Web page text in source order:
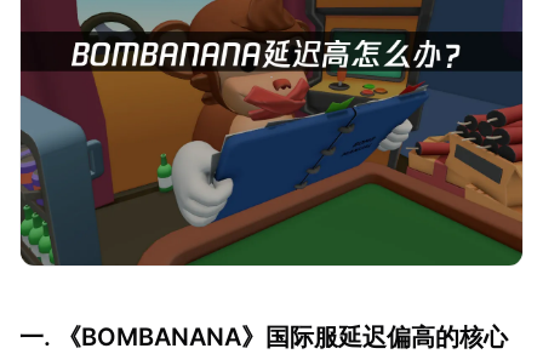
一. 《BOMBANANA》国际服延迟偏高的核心